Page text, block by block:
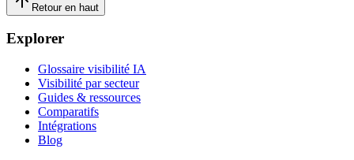
Retour en haut
Explorer
Glossaire visibilité IA
Visibilité par secteur
Guides & ressources
Comparatifs
Intégrations
Blog